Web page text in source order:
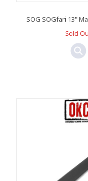
SOG SOGfari 13"
Sold